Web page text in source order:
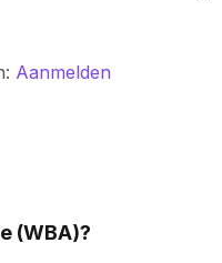
Aanmelden
(WBA)?